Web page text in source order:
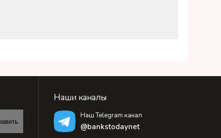
Наши каналы
Наш Telegram канал
@bankstodaynet